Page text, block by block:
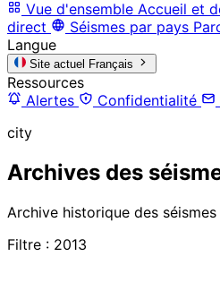
Vue d'ensemble Accueil et
direct
Séismes par pays
Langue
Site actuel Français
Ressources
Alertes
Confidentialité
city
Archives des
Archive historique des
Filtre : 2013